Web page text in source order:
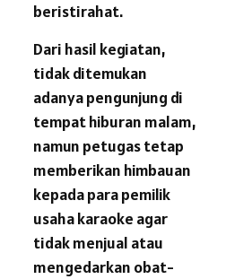
beristirahat.
Dari hasil kegiatan,
tidak ditemukan
adanya pengunjung di
tempat hiburan malam,
namun petugas tetap
memberikan himbauan
kepada para pemilik
usaha karaoke agar
tidak menjual atau
mengedarkan obat-